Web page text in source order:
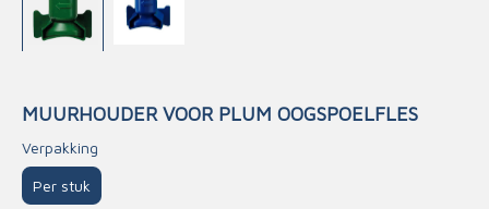
MUURHOUDER VOOR PLUM OOGSPOELFLES
Verpakking
Per stuk